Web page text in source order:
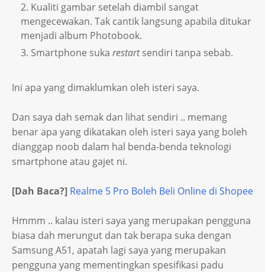
Kualiti gambar setelah diambil sangat
mengecewakan. Tak cantik langsung apabila ditukar
menjadi album Photobook.
Smartphone suka restartsendiri tanpa sebab.
Ini apa yang dimaklumkan oleh isteri saya.
Dan saya dah semak dan lihat sendiri .. memang
benar apa yang dikatakan oleh isteri saya yang boleh
dianggap noob dalam hal benda-benda teknologi
smartphone atau gajet ni.
[Dah Baca?] Realme 5 Pro Boleh Beli Online di Shopee
Hmmm .. kalau isteri saya yang merupakan pengguna
biasa dah merungut dan tak berapa suka dengan
Samsung A51, apatah lagi saya yang merupakan
pengguna yang mementingkan spesifikasi padu